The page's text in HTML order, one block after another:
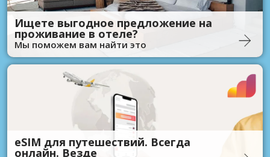
Ищете выгодное предложение на
проживание в отеле?
Мы поможем вам найти это
eSIM для путешествий. Всегда
онлайн. Везде